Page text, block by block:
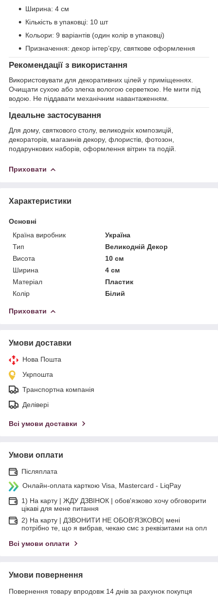
Ширина: 4 см
Кількість в упаковці: 10 шт
Кольори: 9 варіантів (один колір в упаковці)
Призначення: декор інтер’єру, святкове оформлення
Рекомендації з використання
Використовувати для декоративних цілей у приміщеннях.
Очищати сухою або злегка вологою серветкою. Не мити під
водою. Не піддавати механічним навантаженням.
Ідеальне застосування
Для дому, святкового столу, великодніх композицій,
декораторів, магазинів декору, флористів, фотозон,
подарункових наборів, оформлення вітрин та подій.
Приховати
Характеристики
Основні
Країна виробник
Україна
Тип
Великодній Декор
Висота
10 см
Ширина
4 см
Матеріал
Пластик
Колір
Білий
Приховати
Умови доставки
Нова Пошта
Укрпошта
Транспортна компанія
Делівері
Всі умови доставки
Умови оплати
Післяплата
Онлайн-оплата карткою Visa, Mastercard - LiqPay
1) На карту | ЖДУ ДЗВІНОК | обов'язково хочу обговорити
цікаві для мене питання
2) На карту | ДЗВОНИТИ НЕ ОБОВ'ЯЗКОВО| мені
потрібно те, що я вибрав, чекаю смс з реквізитами на опл
Всі умови оплати
Умови повернення
Повернення товару впродовж 14 днів за рахунок покупця